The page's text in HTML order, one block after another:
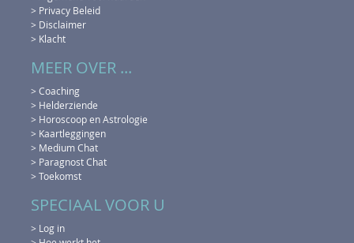
> Privacy Beleid
> Disclaimer
> Klacht
MEER OVER ...
> Coaching
> Helderziende
> Horoscoop en Astrologie
> Kaartleggingen
> Medium Chat
> Paragnost Chat
> Toekomst
SPECIAAL VOOR U
> Log in